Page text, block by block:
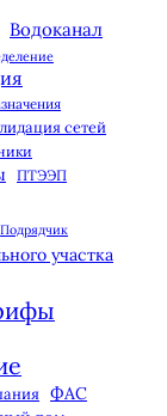
Водоканал
сетей
ПТЭЭП
Подрядчик
участка
ФАС